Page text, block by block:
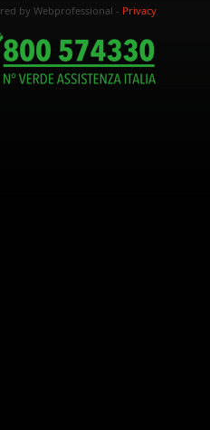
by Webprofessional - Privacy